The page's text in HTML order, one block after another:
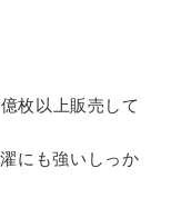
以上販売して
にも強いしっか